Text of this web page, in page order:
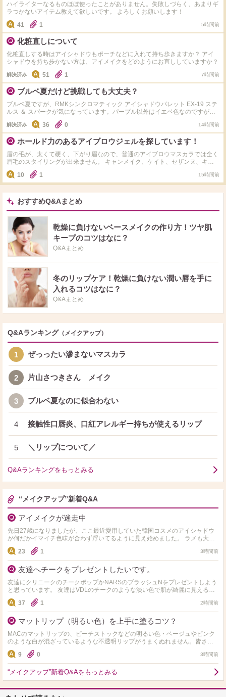
ハイライターなるものほぼ使ったことがありません。失敗しづらく、あまりギ
ラつかないアイテム教えて欲しいです。 よろしくお願いします！
41
1 5時間前
化粧直しについて
化粧直しする時はアイシャドウもポーチなどに入れて持ち歩きますか？ アイ
シャドウを持ち歩かない方は、アイメイクをどのようにお直ししていますか？
解決済み 51 1 7時間前
ブルベ夏だけど挑戦しても大丈夫？
ブルベ夏ですが、RMKシンクロマティック アイシャドウパレット EX-19 ステ
ルス ＆ スパークが気になっています。パープル以外はイエベ色なのですが、
タッチアップしてもらったら、似合わないことはありませんでした。 でも、
迷っています。 やっぱり肌がくすんで見えるかなーと思ったり。 最近ブルベ
夏用の似たようなアイシャドウばかりで何だか変化が欲しくもあります。 パ
ーソナルカラーに囚われずに挑戦したら、やっぱり失敗しますか？
解決済み 36 0 14時間前
ホールド力のあるアイブロウジェルを探しています！
眉の毛が、太くて硬く、下がり眉なので、普通のアイブロウマスカラでは全く
眉毛のスタイリングが出来ません。 キャンメイク、ケイト、セザンヌ、キス
ミー等々、使用して来ましたが、どれも全く眉毛が上がりません、、、、。
キャンメイクのクイックラッシュカーラーがまつげカールキープ力があるの
で、それを眉毛にも使用したことがあるのですがダメでした、、、。 また、
ブラシに水を付けて、ゴシゴシして使う缶入りのアイブロウソープも使用しま
したが、使い方がダメなのか、全くでした、、、、。 度々サロンでパーマを
かけて貰っていましたが、お高いので、何か良いアイテムは無いかと探してい
ます。 通販でも実店舗でも構いませんので、（出来ればサロンオンリーでは
無いもの）どなたかご存知の方がいらっしゃいましたら、ぜひ教えてくださ
い！！ 宜しくお願い致します！！
10 1 15時間前
おすすめQ&Aまとめ
乾燥に負けないベースメイクの作り方！ツヤ肌
キープのコツはなに？
Q&Aまとめ
冬のリップケア！乾燥に負けない潤い唇を手に
入れるコツはなに？
Q&Aまとめ
Q&Aランキング （メイクアップ）
1 ぜっったい滲まないマスカラ
2 片山さつきさん メイク
3 ブルベ夏なのに似合わない
4 接触性口唇炎、口紅アレルギー持ちが使えるリップ
5 ＼リップについて／
Q&Aランキングをもっとみる
“メイクアップ”新着Q&A
アイメイクが迷走中
先日27歳になりましたが、ここ最近愛用していた韓国コスメのアイシャドウ
が何だかイマイチ色味が合わず浮いてるように見え始めました。 ラメも大粒
だとギラギラしすぎるし、マットだとくすんで見える……
23 1 3時間前
友達へチークをプレゼントしたいです。
友達にクリニークのチークポップかNARSのブラッシュNをプレゼントしよう
と思っています。 友達はVDLのチークのような淡い色で肌が綺麗に見えるチ
ークが好きな子です。 上の二つならどちらの方が良…
37 1 2時間前
マットリップ（明るい色）を上手に塗るコツ？
MACのマットリップの、ピーチストックなどの明るい色・ベージュやピンク
のような白が混ざっているような不透明リップがうまくぬれません。皆さん
9 0 3時間前
“メイクアップ”新着Q&Aをもっとみる